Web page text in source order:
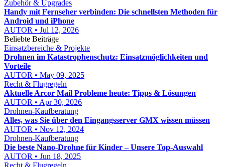
Zubehör & Upgrades
Handy mit Fernseher verbinden: Die schnellsten Methoden für
Android und iPhone
AUTOR • Jul 12, 2026
Beliebte Beiträge
Einsatzbereiche & Projekte
Drohnen im Katastrophenschutz: Einsatzmöglichkeiten und
Vorteile
AUTOR • May 09, 2025
Recht & Flugregeln
Aktuelle Arcor Mail Probleme heute: Tipps & Lösungen
AUTOR • Apr 30, 2026
Drohnen-Kaufberatung
Alles, was Sie über den Eingangsserver GMX wissen müssen
AUTOR • Nov 12, 2024
Drohnen-Kaufberatung
Die beste Nano-Drohne für Kinder – Unsere Top-Auswahl
AUTOR • Jun 18, 2025
Recht & Flugregeln